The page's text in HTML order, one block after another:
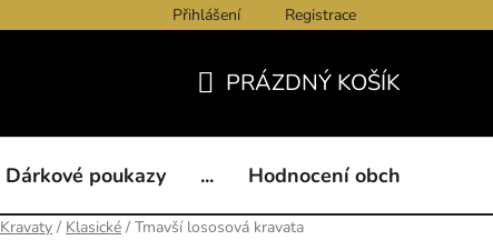
Kontakty Obchodní podmínky
Přihlášení Registrace
KOŠÍK
PRÁZDNÝ KOŠÍK
Dárkové poukazy ... Hodnocení obchodu
Kravaty / Klasické / Tmavší lososová kravata